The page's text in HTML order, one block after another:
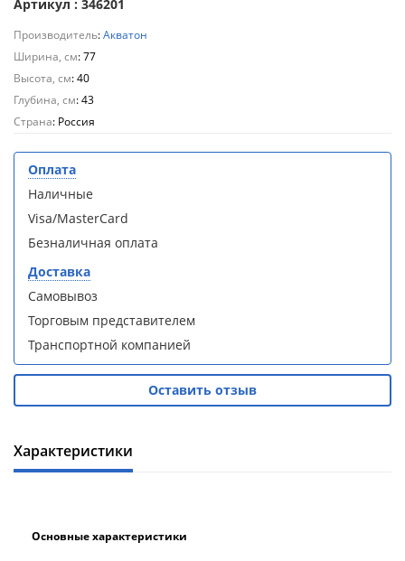
кабина
L910
(L910)
Душевой
уголок
ABBER
Schwarzer
AG30120B5-
S90B5 +
поддон
(Витрина)
BelBagno
UNO-AH-
(витрина)
кабина
L910
(L910)
Душевой
уголок
ABBER
Schwarzer
AG30120B5-
S90B5 +
поддон
(Витрина)
BelBagno
UNO-AH-
(витрина)
Артикул : 346201
Производитель:Акватон
Ширина, см: 77
Высота, см: 40
Глубина, см: 43
Страна: Россия
Оплата
Наличные
Visa/MasterCard
Безналичная оплата
Доставка
Самовывоз
Торговым представителем
Транспортной компанией
Оставить отзыв
Характеристики
Основные характеристики